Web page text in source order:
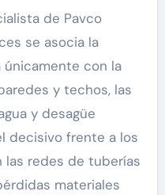
de Pavco
se asocia la
únicamente con la
y techos, las
y desagüe
decisivo frente a los
las redes de tuberías
materiales